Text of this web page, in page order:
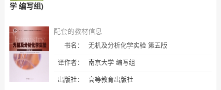
学 编写组)
配套的教材信息
书名： 无机及分析化学实验 第五版
译作者： 南京大学 编写组
出版社： 高等教育出版社